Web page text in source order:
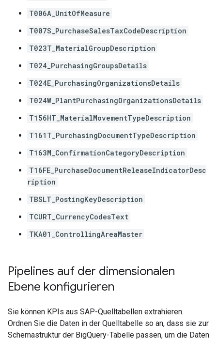
T006A_UnitOfMeasure
T007S_PurchaseSalesTaxCodeDescription
T023T_MaterialGroupDescription
T024_PurchasingGroupsDetails
T024E_PurchasingOrganizationsDetails
T024W_PlantPurchasingOrganizationsDetails
T156HT_MaterialMovementTypeDescription
T161T_PurchasingDocumentTypeDescription
T163M_ConfirmationCategoryDescription
T16FE_PurchaseDocumentReleaseIndicatorDesc
ription
TBSLT_PostingKeyDescription
TCURT_CurrencyCodesText
TKA01_ControllingAreaMaster
Pipelines auf der dimensionalen
Ebene konfigurieren
Sie können KPIs aus SAP-Quelltabellen extrahieren.
Ordnen Sie die Daten in der Quelltabelle so an, dass sie zur
Schemastruktur der BigQuery-Tabelle passen, um die Daten